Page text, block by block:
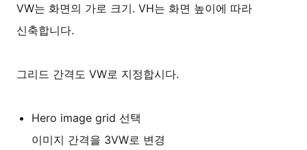
VW는 화면의 가로 크기. VH는 화면 높이에 따라
신축합니다.
그리드 간격도 VW로 지정합시다.
Hero image grid 선택
이미지 간격을 3VW로 변경